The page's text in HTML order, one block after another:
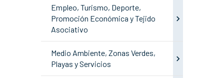
Empleo, Turismo, Deporte,
Promoción Económica y Tejido
Asociativo
Medio Ambiente, Zonas Verdes,
Playas y Servicios